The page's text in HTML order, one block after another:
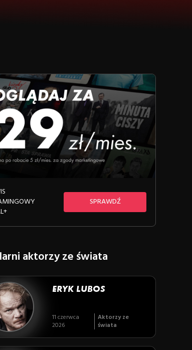
SPRAWDŹ
aktorzy ze świata
ERYK LUBOS
11 czerwca
2026
Aktorzy ze
świata